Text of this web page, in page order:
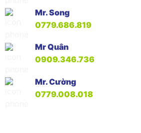
Mr. Song
0779.686.819
Mr Quân
0909.346.736
Mr. Cường
0779.008.018